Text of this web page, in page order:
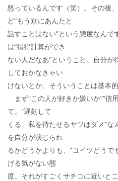
怒っているんです（笑）。その後
ど“もう別にあんたと
話すことはない”という態度なん
は“損得計算ができ
ない人だなあ”ということ。自分
しておかなきゃい
けないとか、そういうことは基本的
まず“この人が好きか嫌いか”“信
て。“遅刻して
くる、私を待たせるヤツはダメ”
を自分が演じられ
るかどうかよりも、“コイツどうで
げる気がない態
度。それがすごくサチコに近いと